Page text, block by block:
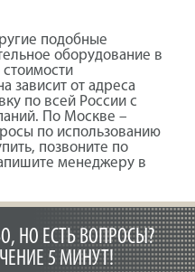
подобные
оборудование в
зависит от адреса
по всей России с
По Москве –
по использованию
позвоните по
менеджеру в
НО ЕСТЬ ВОПРОСЫ?
5 МИНУТ!